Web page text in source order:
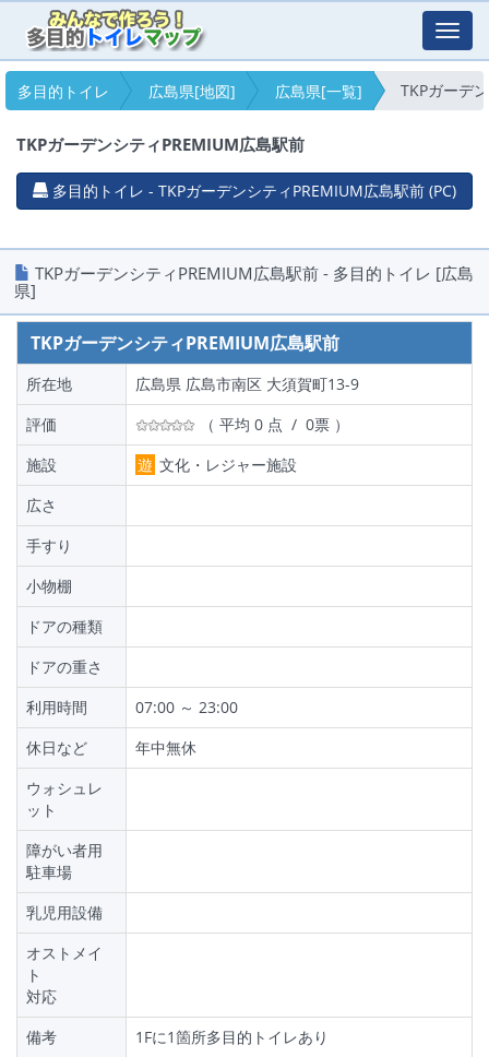
多目的トイレ
広島県[地図] 広島県[一覧] TKPガーデ
TKPガーデンシティPREMIUM広島駅前
多目的トイレ - TKPガーデンシティPREMIUM広島駅前 (PC)
TKPガーデンシティPREMIUM広島駅前 - 多目的トイレ [広島
県]
TKPガーデンシティPREMIUM広島駅前
所在地
広島県 広島市南区 大須賀町13-9
評価
（ 平均 0 点 / 0票 ）
施設
遊 文化・レジャー施設
広さ
手すり
小物棚
ドアの種類
ドアの重さ
利用時間
07:00 ～ 23:00
休日など
年中無休
ウォシュレ
ット
障がい者用
駐車場
乳児用設備
オストメイ
ト
対応
備考
1Fに1箇所多目的トイレあり